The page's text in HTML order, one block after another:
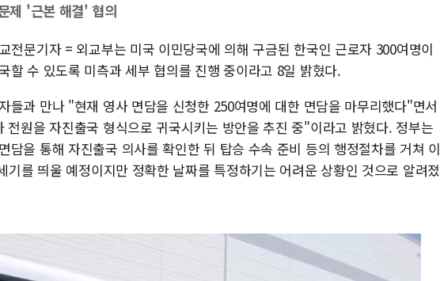
제 '근본 해결' 협의
전문기자 = 외교부는 미국 이민당국에 의해 구금된 한국인 근로자 300여명이
할 수 있도록 미측과 세부 협의를 진행 중이라고 8일 밝혔다.
들과 만나 "현재 영사 면담을 신청한 250여명에 대한 면담을 마무리했다"면서
전원을 자진출국 형식으로 귀국시키는 방안을 추진 중"이라고 밝혔다. 정부는
담을 통해 자진출국 의사를 확인한 뒤 탑승 수속 준비 등의 행정절차를 거쳐 이
기를 띄울 예정이지만 정확한 날짜를 특정하기는 어려운 상황인 것으로 알려졌